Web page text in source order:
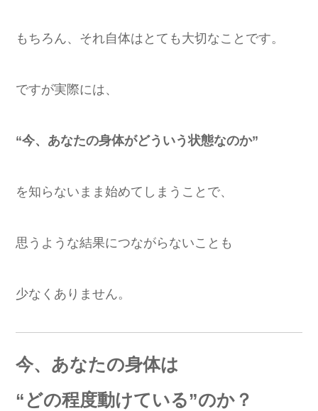
もちろん、それ自体はとても大切なことです。
ですが実際には、
“今、あなたの身体がどういう状態なのか”
を知らないまま始めてしまうことで、
思うような結果につながらないことも
少なくありません。
今、あなたの身体は
“どの程度動けている”のか？